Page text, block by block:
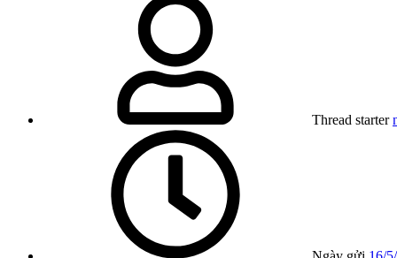
Thread starter